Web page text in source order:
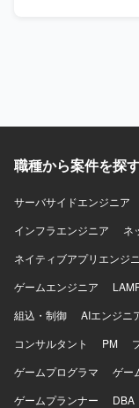
安定、ウォーター
を担っていただき
す。 【開発環境】 C++（サーバ）、C#（クライアント）領
チ戦略、レビュー
職種から案件を探
サーバサイドエンジニア
インフラエンジニア
ネ
ネイティブアプリエンジ
ゲームエンジニア
組込・制御
AIエンジニ
コンサルタント
PM
ゲームプログラマ
ゲー
ゲームプランナー
DBA